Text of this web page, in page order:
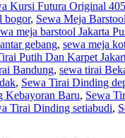
Kursi Futura Original 405
bogor, Sewa Meja
meja barstool Jakarta
gebang, sewa meja
Putih Dan Karpet
Bandung, sewa tirai
, Sewa Tirai Dinding
Kebayoran Baru, Sewa
Tirai Dinding setiabudi,